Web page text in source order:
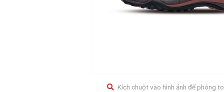
Kích chuột vào hình ảnh để phóng to